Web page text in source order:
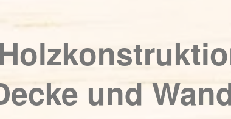
und